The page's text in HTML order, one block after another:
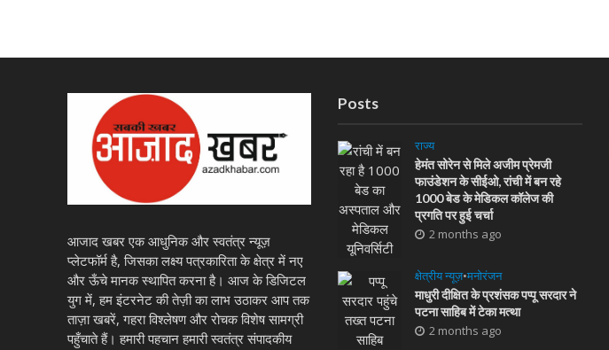
आजाद खबर एक आधुनिक और स्वतंत्र न्यूज़
प्लेटफॉर्म है, जिसका लक्ष्य पत्रकारिता के क्षेत्र में नए
और ऊँचे मानक स्थापित करना है। आज के डिजिटल
युग में, हम इंटरनेट की तेज़ी का लाभ उठाकर आप तक
ताज़ा खबरें, गहरा विश्लेषण और रोचक विशेष सामग्री
पहुँचाते हैं। हमारी पहचान हमारी स्वतंत्र संपादकीय
Posts
राज्य
हेमंत सोरेन से मिले अजीम प्रेमजी
फाउंडेशन के सीईओ, रांची में बन रहे
1000 बेड के मेडिकल कॉलेज की
प्रगति पर हुई चर्चा
2 months ago
क्षेत्रीय न्यूज़•मनोरंजन
माधुरी दीक्षित के प्रशंसक पप्पू सरदार ने
पटना साहिब में टेका मत्था
2 months ago